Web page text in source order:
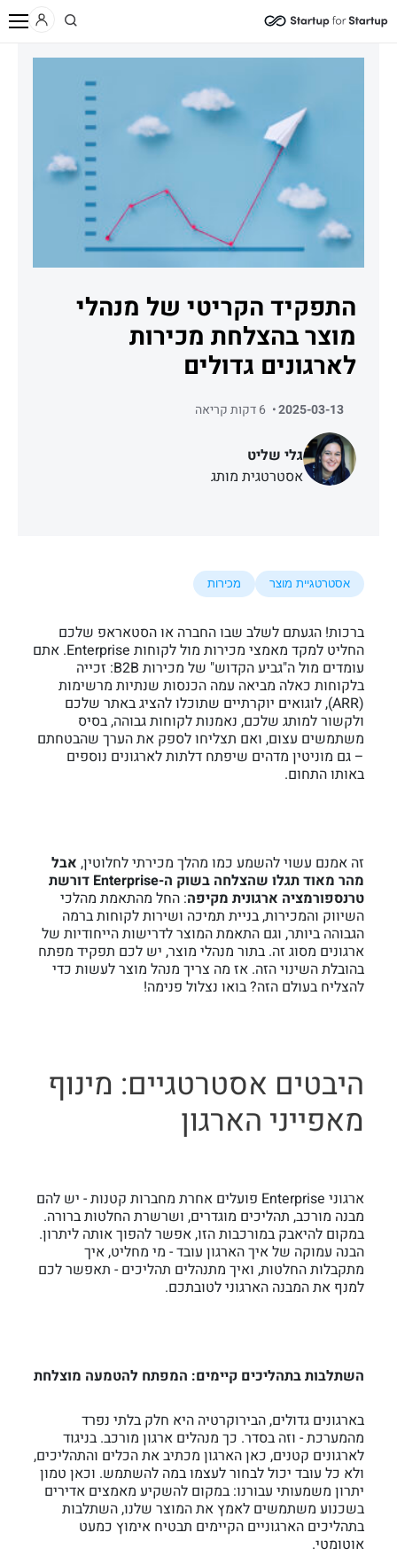
התפקיד הקריטי של מנהלי
מוצר בהצלחת מכירות
לארגונים גדולים
2025-03-13 6 דקות קריאה
גלי שליט
אסטרטגית מותג
/ תוכן / בלוג/
אסטרטגיית מוצר מכירות
ברכות! הגעתם לשלב שבו החברה או הסטאראפ שלכם
החליט למקד מאמצי מכירות מול לקוחות Enterprise. אתם
עומדים מול ה"גביע הקדוש" של מכירות B2B: זכייה
בלקוחות כאלה מביאה עמה הכנסות שנתיות מרשימות
(ARR), לוגואים יוקרתיים שתוכלו להציג באתר שלכם
ולקשור למותג שלכם, נאמנות לקוחות גבוהה, בסיס
משתמשים עצום, ואם תצליחו לספק את הערך שהבטחתם
– גם מוניטין מדהים שיפתח דלתות לארגונים נוספים
באותו התחום.
זה אמנם עשוי להשמע כמו מהלך מכירתי לחלוטין, אבל
מהר מאוד תגלו שהצלחה בשוק ה-Enterprise דורשת
טרנספורמציה ארגונית מקיפה: החל מהתאמת מהלכי
השיווק והמכירות, בניית תמיכה ושירות לקוחות ברמה
הגבוהה ביותר, וגם התאמת המוצר לדרישות הייחודיות של
ארגונים מסוג זה. בתור מנהלי מוצר, יש לכם תפקיד מפתח
בהובלת השינוי הזה. אז מה צריך מנהל מוצר לעשות כדי
להצליח בעולם הזה? בואו נצלול פנימה!
היבטים אסטרטגיים: מינוף
מאפייני הארגון
ארגוני Enterprise פועלים אחרת מחברות קטנות - יש להם
מבנה מורכב, תהליכים מוגדרים, ושרשרת החלטות ברורה.
במקום להיאבק במורכבות הזו, אפשר להפוך אותה ליתרון.
הבנה עמוקה של איך הארגון עובד - מי מחליט, איך
מתקבלות החלטות, ואיך מתנהלים תהליכים - תאפשר לכם
למנף את המבנה הארגוני לטובתכם.
השתלבות בתהליכים קיימים: המפתח להטמעה מוצלחת
בארגונים גדולים, הבירוקרטיה היא חלק בלתי נפרד
מהמערכת - וזה בסדר. כך מנהלים ארגון מורכב. בניגוד
לארגונים קטנים, כאן הארגון מכתיב את הכלים והתהליכים,
ולא כל עובד יכול לבחור לעצמו במה להשתמש. וכאן טמון
יתרון משמעותי עבורנו: במקום להשקיע מאמצים אדירים
בשכנוע משתמשים לאמץ את המוצר שלנו, השתלבות
בתהליכים הארגוניים הקיימים תבטיח אימוץ כמעט
אוטומטי.